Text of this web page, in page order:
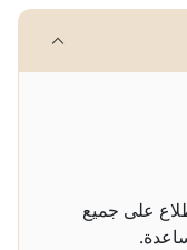
على جميع